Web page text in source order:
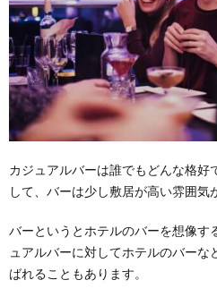
カジュアルバーは誰でもどんな格好
して、バーは少し敷居が高い雰囲気
バーというとホテルのバーを想像す
ュアルバーに対してホテルのバー
ばれることもあります。